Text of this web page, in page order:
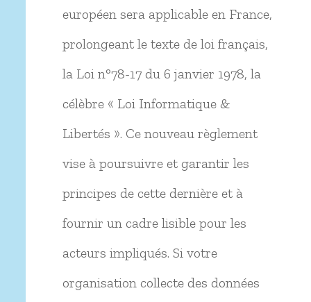
européen sera applicable en France,
prolongeant le texte de loi français,
la Loi n°78-17 du 6 janvier 1978, la
célèbre « Loi Informatique &
Libertés ». Ce nouveau règlement
vise à poursuivre et garantir les
principes de cette dernière et à
fournir un cadre lisible pour les
acteurs impliqués. Si votre
organisation collecte des données